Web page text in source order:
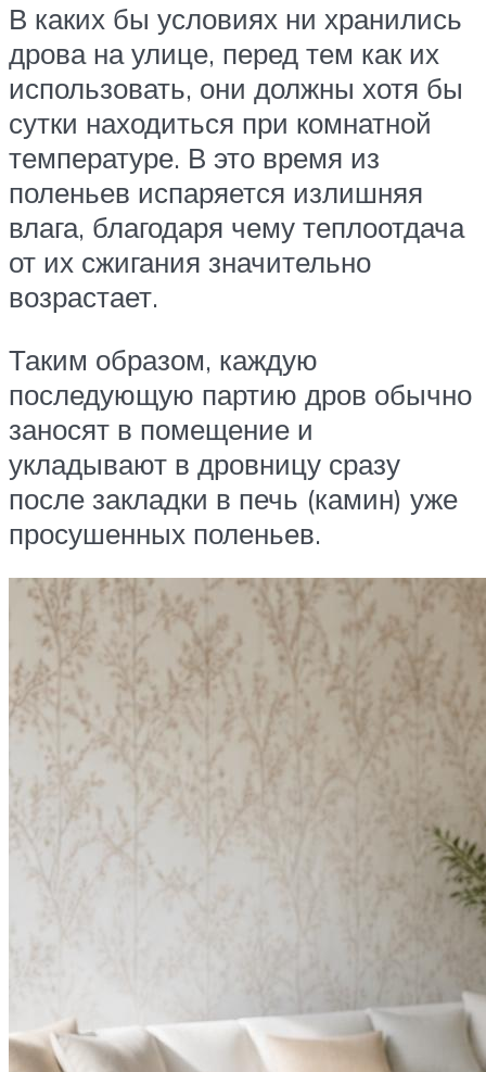
В каких бы условиях ни хранились
дрова на улице, перед тем как их
использовать, они должны хотя бы
сутки находиться при комнатной
температуре. В это время из
поленьев испаряется излишняя
влага, благодаря чему теплоотдача
от их сжигания значительно
возрастает.
Таким образом, каждую
последующую партию дров обычно
заносят в помещение и
укладывают в дровницу сразу
после закладки в печь (камин) уже
просушенных поленьев.